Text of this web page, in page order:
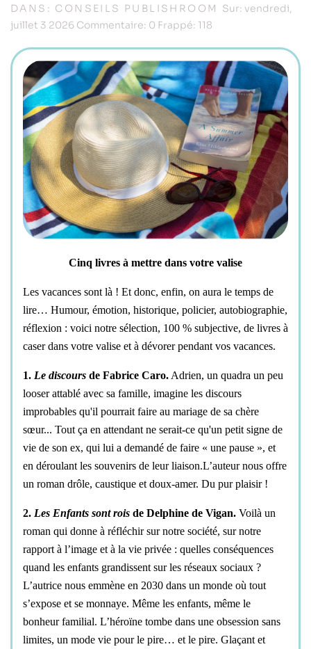
DANS: CONSEILS PUBLISHROOM Sur: vendredi,
juillet 3 2026 Commentaire: 0 Frappé: 118
Cinq livres à mettre dans votre valise
Les vacances sont là ! Et donc, enfin, on aura le temps de
lire… Humour, émotion, historique, policier, autobiographie,
réflexion : voici notre sélection, 100 % subjective, de livres à
caser dans votre valise et à dévorer pendant vos vacances.
1. Le discours de Fabrice Caro. Adrien, un quadra un peu
looser attablé avec sa famille, imagine les discours
improbables qu'il pourrait faire au mariage de sa chère
sœur... Tout ça en attendant ne serait-ce qu'un petit signe de
vie de son ex, qui lui a demandé de faire « une pause », et
en déroulant les souvenirs de leur liaison.L’auteur nous offre
un roman drôle, caustique et doux-amer. Du pur plaisir !
2. Les Enfants sont rois de Delphine de Vigan. Voilà un
roman qui donne à réfléchir sur notre société, sur notre
rapport à l’image et à la vie privée : quelles conséquences
quand les enfants grandissent sur les réseaux sociaux ?
L’autrice nous emmène en 2030 dans un monde où tout
s’expose et se monnaye. Même les enfants, même le
bonheur familial. L’héroïne tombe dans une obsession sans
limites, un mode vie pour le pire… et le pire. Glaçant et